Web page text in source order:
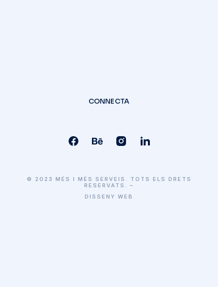
CONNECTA
© 2023 MÉS I MÉS SERVEIS. TOTS ELS DRETS
RESERVATS. –
DISSENY WEB